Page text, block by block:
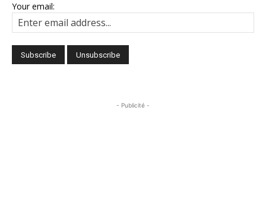
Your email:
- Publicité -